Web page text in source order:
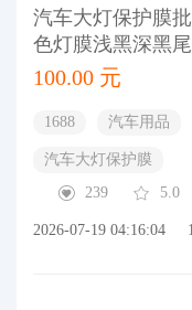
汽车大灯保护膜
色灯膜浅黑深黑
100.00 元
1688 汽车用品
汽车大灯保护膜
239
5.0
2026-07-19 04:16:04